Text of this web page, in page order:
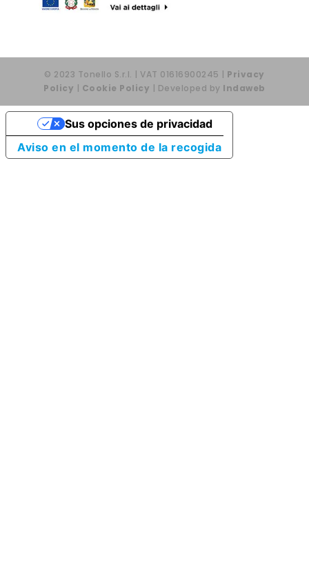
© 2023 Tonello S.r.l. | VAT 01616900245 | Privacy
Policy | Cookie Policy | Developed by Indaweb
Aviso en el momento de la recogida
Sus opciones de privacidad